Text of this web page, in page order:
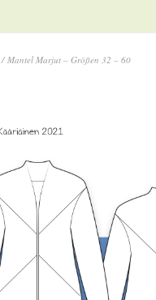
/ Mantel Marjut – Größen 32 – 60